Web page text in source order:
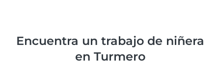
Encuentra un trabajo de niñera
en Turmero